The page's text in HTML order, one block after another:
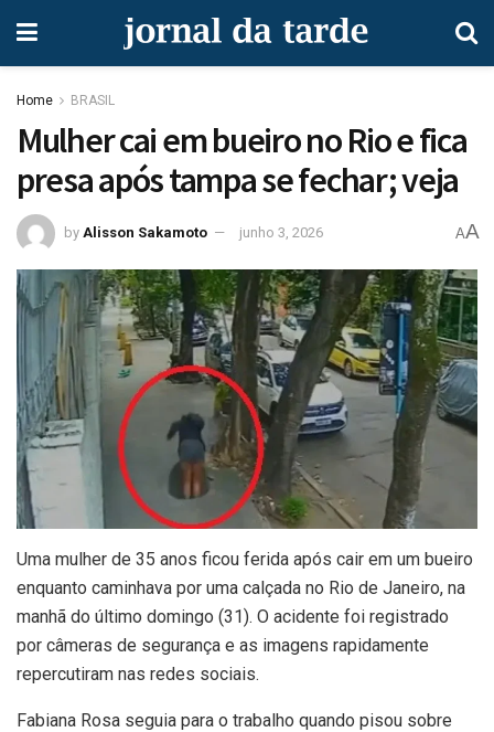
Home BRASIL
Mulher cai em bueiro no Rio e fica
presa após tampa se fechar; veja
by Alisson Sakamoto junho 3, 2026 AA
Uma mulher de 35 anos ficou ferida após cair em um bueiro
enquanto caminhava por uma calçada no Rio de Janeiro, na
manhã do último domingo (31). O acidente foi registrado
por câmeras de segurança e as imagens rapidamente
repercutiram nas redes sociais.
Fabiana Rosa seguia para o trabalho quando pisou sobre